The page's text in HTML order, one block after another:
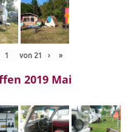
von 21 › »
2019 Mai